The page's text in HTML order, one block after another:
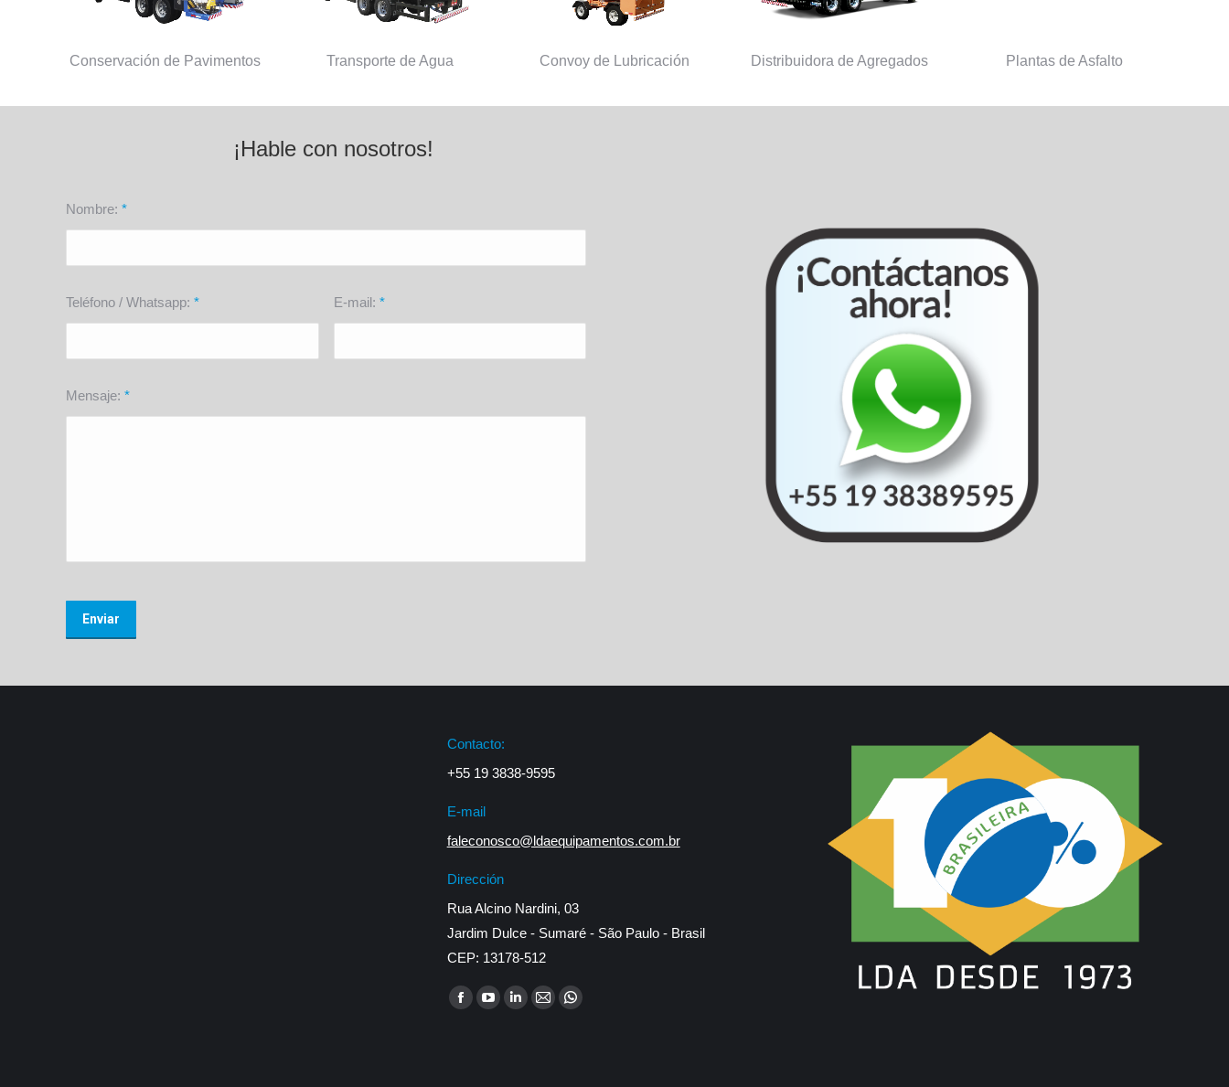
Conservación de Pavimentos Transporte de Agua Convoy de Lubricación Distribuidora de Agregados Plantas de Asfalto
¡Hable con nosotros!
Nombre: *
Teléfono / Whatsapp: * E-mail: *
Mensaje: *
Contacto:
+55 19 3838-9595
E-mail
faleconosco@ldaequipamentos.com.br
Dirección
Rua Alcino Nardini, 03
Jardim Dulce - Sumaré - São Paulo - Brasil
CEP: 13178-512
Encuéntranos en:
Facebook
YouTubeLinkedin
MailWhatsapp